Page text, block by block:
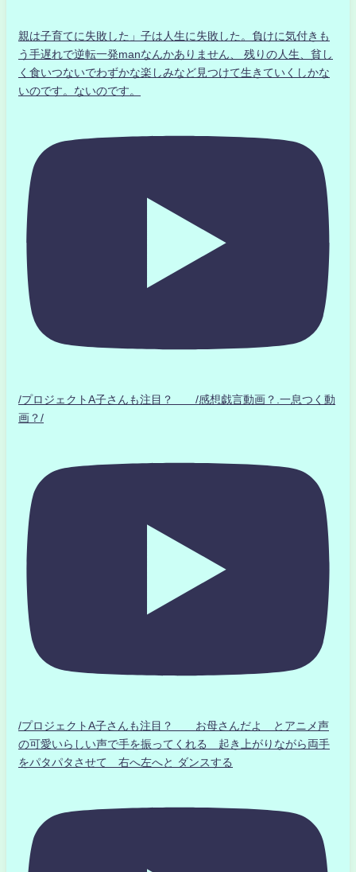
親は子育てに失敗した」子は人生に失敗した。負けに気付きも
う手遅れで逆転一発manなんかありません、 残りの人生、貧し
く食いつないでわずかな楽しみなど見つけて生きていくしかな
いのです。ないのです。
/プロジェクトA子さんも注目？ /感想戯言動画？.一息つく動
画？/
/プロジェクトA子さんも注目？ お母さんだよ とアニメ声
の可愛いらしい声で手を振ってくれる 起き上がりながら両手
をパタパタさせて 右へ左へと ダンスする